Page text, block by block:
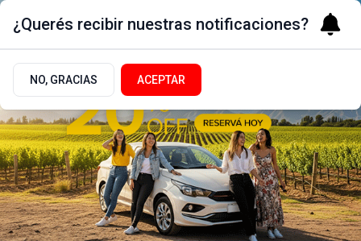
¿Querés recibir nuestras notificaciones?
NO, GRACIAS ACEPTAR